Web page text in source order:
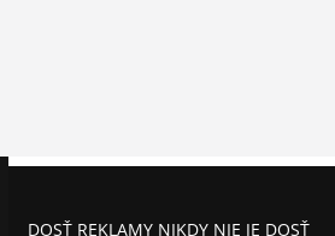
DOSŤ REKLAMY NIKDY NIE JE DOSŤ